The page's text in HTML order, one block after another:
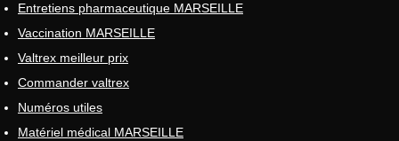
Entretiens pharmaceutique MARSEILLE
Vaccination MARSEILLE
Valtrex meilleur prix
Commander valtrex
Numéros utiles
Matériel médical MARSEILLE